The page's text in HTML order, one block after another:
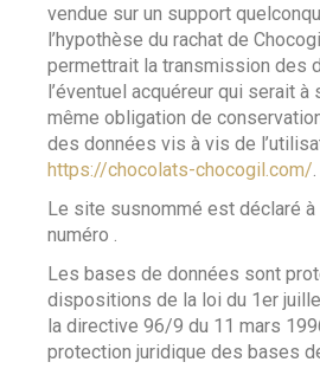
vendue sur un support
l’hypothèse du rachat de
permettrait la transmission des
l’éventuel acquéreur qui serait à
même obligation de
des données vis à vis de
https://chocolats-chocogil.com/.
Le site susnommé est déclaré à
numéro .
Les bases de données sont
dispositions de la loi du 1er
la directive 96/9 du 11 mars
protection juridique des bases